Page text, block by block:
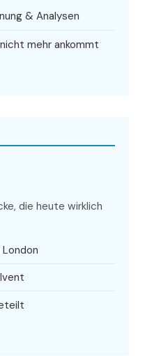
& Analysen
mehr ankommt
die heute wirklich